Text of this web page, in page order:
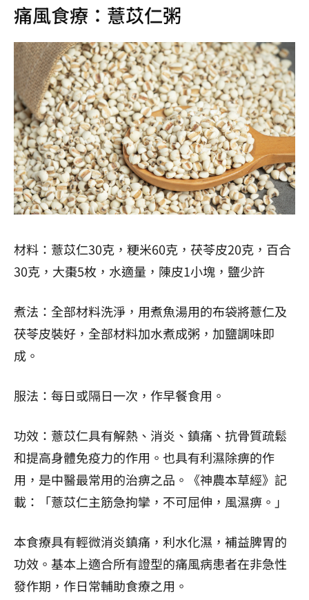
痛風食療：薏苡仁粥
材料：薏苡仁30克，粳米60克，茯苓皮20克，百合
30克，大棗5枚，水適量，陳皮1小塊，鹽少許
煮法：全部材料洗淨，用煮魚湯用的布袋將薏仁及
茯苓皮裝好，全部材料加水煮成粥，加鹽調味即
成。
服法：每日或隔日一次，作早餐食用。
功效：薏苡仁具有解熱、消炎、鎮痛、抗骨質疏鬆
和提高身體免疫力的作用。也具有利濕除痹的作
用，是中醫最常用的治痹之品。《神農本草經》記
載：「薏苡仁主筋急拘攣，不可屈伸，風濕痹。」
本食療具有輕微消炎鎮痛，利水化濕，補益脾胃的
功效。基本上適合所有證型的痛風病患者在非急性
發作期，作日常輔助食療之用。